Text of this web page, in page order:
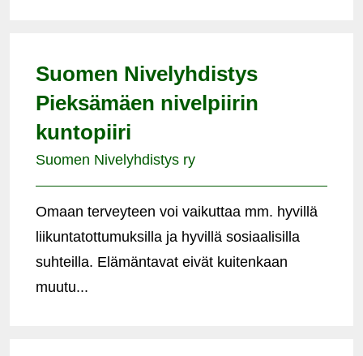
Suomen Nivelyhdistys
Pieksämäen nivelpiirin
kuntopiiri
Suomen Nivelyhdistys ry
Omaan terveyteen voi vaikuttaa mm. hyvillä
liikuntatottumuksilla ja hyvillä sosiaalisilla
suhteilla. Elämäntavat eivät kuitenkaan
muutu...